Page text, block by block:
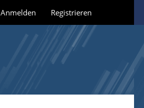
Anmelden Registrieren